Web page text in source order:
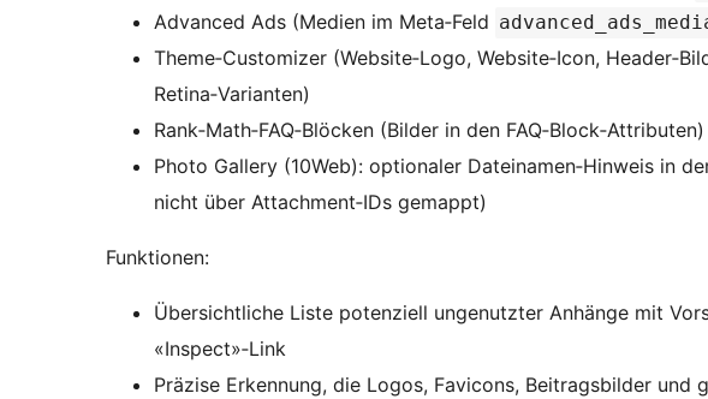
Advanced Ads (Medien im Meta‑Feld
Theme‑Customizer (Website‑Logo, Website‑Icon,
Retina‑Varianten)
Rank‑Math‑FAQ‑Blöcken (Bilder in den FAQ‑Block‑Attributen)
Photo Gallery (10Web): optionaler Dateinamen‑Hinweis in
nicht über Attachment‑IDs gemappt)
Funktionen:
Übersichtliche Liste potenziell ungenutzter Anhänge mit
«Inspect»‑Link
Präzise Erkennung, die Logos, Favicons, Beitragsbilder und